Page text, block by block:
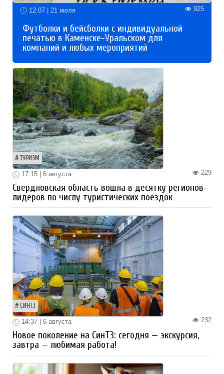
12:07 | 21 июля 925
Футболки и бейсболки с индивидуальной
печатью в Каменске-Уральском для
компаний и любых мероприятий
ТУРИЗМ
229
17:15 | 6 августа
Свердловская область вошла в десятку регионов-
лидеров по числу туристических поездок
СИНТЗ
232
14:37 | 6 августа
Новое поколение на СинТЗ: сегодня — экскурсия,
завтра — любимая работа!